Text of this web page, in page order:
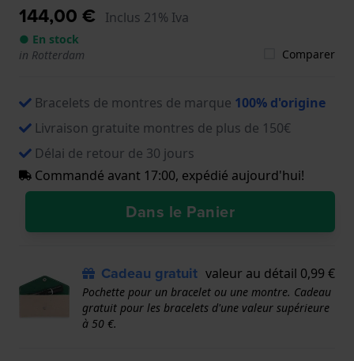
144,00 € Inclus 21% Iva
● En stock
in Rotterdam
Comparer
Bracelets de montres de marque 100% d'origine
Livraison gratuite montres de plus de 150€
Délai de retour de 30 jours
Commandé avant 17:00, expédié aujourd'hui!
Dans le Panier
Cadeau gratuit valeur au détail 0,99 €
Pochette pour un bracelet ou une montre. Cadeau
gratuit pour les bracelets d'une valeur supérieure
à 50 €.